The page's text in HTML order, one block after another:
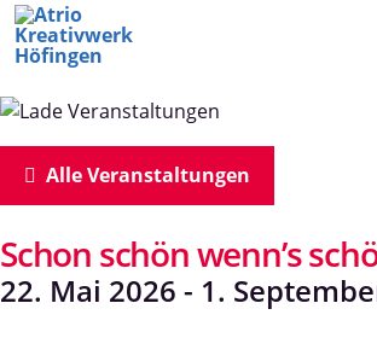
Zum
springen
Alle Veranstaltungen
Schon schön wenn’s
22. Mai 2026 - 1.